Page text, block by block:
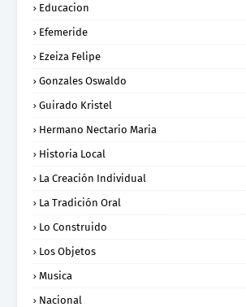
Educacion
Efemeride
Ezeiza Felipe
Gonzales Oswaldo
Guirado Kristel
Hermano Nectario Maria
Historia Local
La Creación Individual
La Tradición Oral
Lo Construido
Los Objetos
Musica
Nacional